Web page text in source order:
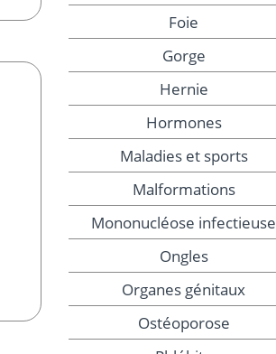
Foie
Gorge
Hernie
Hormones
Maladies et sports
Malformations
Mononucléose infectieuse
Ongles
Organes génitaux
Ostéoporose